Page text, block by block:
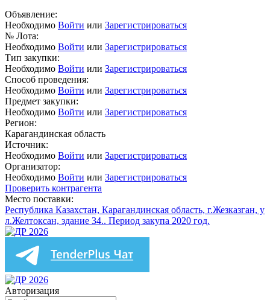
Объявление:
Необходимо Войти или Зарегистрироваться
№ Лота:
Необходимо Войти или Зарегистрироваться
Тип закупки:
Необходимо Войти или Зарегистрироваться
Способ проведения:
Необходимо Войти или Зарегистрироваться
Предмет закупки:
Необходимо Войти или Зарегистрироваться
Регион:
Карагандинская область
Источник:
Необходимо Войти или Зарегистрироваться
Организатор:
Необходимо Войти или Зарегистрироваться
Проверить контрагента
Место поставки:
Республика Казахстан, Карагандинская область, г.Жезказган, у
л.Желтоксан, здание 34.. Период закупа 2020 год.
Авторизация